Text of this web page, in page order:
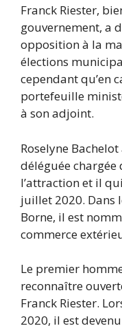
Franck Riester,
gouvernement, a
opposition à la
élections
cependant qu’en
portefeuille
à son adjoint.
Roselyne
déléguée
l’attraction et il
juillet 2020. Dans
Borne, il est
commerce
Le premier
reconnaître
Franck Riester.
2020, il est